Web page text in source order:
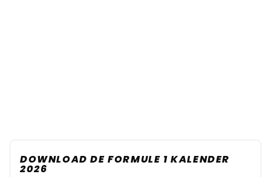
DOWNLOAD DE FORMULE 1 KALENDER
2026